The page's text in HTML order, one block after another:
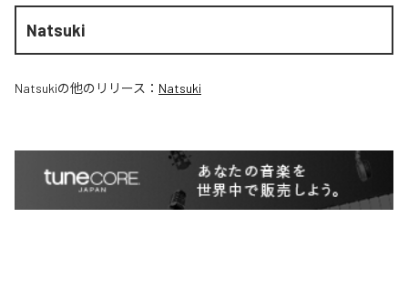
Natsuki
Natsukiの他のリリース： Natsuki